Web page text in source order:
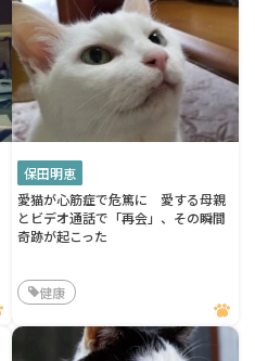
保田明恵
愛猫が心筋症で危篤に 愛する母親
とビデオ通話で「再会」、その瞬間
奇跡が起こった
健康